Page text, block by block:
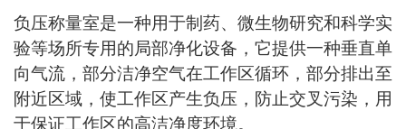
负压称量室是一种用于制药、微生物研究和科学实
验等场所专用的局部净化设备，它提供一种垂直单
向气流，部分洁净空气在工作区循环，部分排出至
附近区域，使工作区产生负压，防止交叉污染，用
于保证工作区的高洁净度环境。